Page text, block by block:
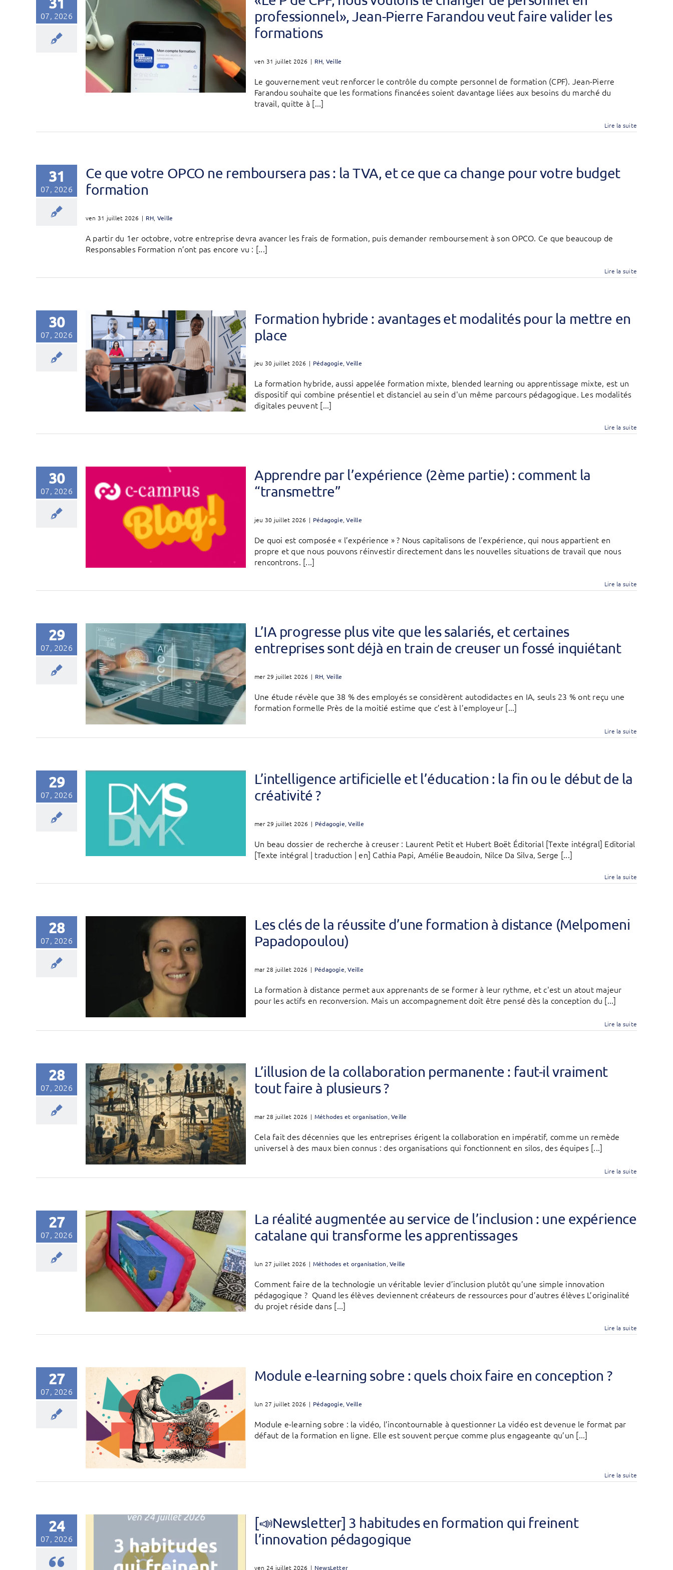
07, 2026
professionnel», Jean-Pierre Farandou veut faire valider les
formations
ven 31 juillet 2026 | RH Veille
Le gouvernement veut renforcer le contrôle du compte personnel de formation (CPF). Jean-Pierre
Farandou souhaite que les formations financées soient davantage liées aux besoins du marché du
travail, quitte à [...]
Lire la suite
31
07, 2026
Ce que votre OPCO ne remboursera pas : la TVA, et ce que ca change pour votre budget
formation
ven 31 juillet 2026 | RH Veille
A partir du 1er octobre, votre entreprise devra avancer les frais de formation, puis demander remboursement à son OPCO. Ce que beaucoup de
Responsables Formation n’ont pas encore vu : [...]
Lire la suite
30
07, 2026
Formation hybride : avantages et modalités pour la mettre en
place
jeu 30 juillet 2026 | Pédagogie,Veille
La formation hybride, aussi appelée formation mixte, blended learning ou apprentissage mixte, est un
dispositif qui combine présentiel et distanciel au sein d'un même parcours pédagogique. Les modalités
digitales peuvent [...]
Lire la suite
30
07, 2026
Apprendre par l’expérience (2ème partie) : comment la
“transmettre”
jeu 30 juillet 2026 | Pédagogie ,Veille
De quoi est composée « l’expérience » ? Nous capitalisons de l’expérience, qui nous appartient en
propre et que nous pouvons réinvestir directement dans les nouvelles situations de travail que nous
rencontrons. [...]
Lire la suite
29
07, 2026
L’IA progresse plus vite que les salariés, et certaines
entreprises sont déjà en train de creuser un fossé inquiétant
mer 29 juillet 2026 | RH Veille
Une étude révèle que 38 % des employés se considèrent autodidactes en IA, seuls 23 % ont reçu une
formation formelle Près de la moitié estime que c’est à l’employeur [...]
Lire la suite
29
07, 2026
L’intelligence artificielle et l’éducation : la fin ou le début de la
créativité ?
mer 29 juillet 2026 | Pédagogie ,Veille
Un beau dossier de recherche à creuser : Laurent Petit et Hubert Boët Éditorial [Texte intégral] Editorial
[Texte intégral | traduction | en] Cathia Papi, Amélie Beaudoin, Nilce Da Silva, Serge [...]
Lire la suite
28
07, 2026
Les clés de la réussite d’une formation à distance (Melpomeni
Papadopoulou)
mar 28 juillet 2026 | Pédagogie ,Veille
La formation à distance permet aux apprenants de se former à leur rythme, et c'est un atout majeur
pour les actifs en reconversion. Mais un accompagnement doit être pensé dès la conception du [...]
Lire la suite
28
07, 2026
L’illusion de la collaboration permanente : faut-il vraiment
tout faire à plusieurs ?
mar 28 juillet 2026 | Méthodes et organisation ,Veille
Cela fait des décennies que les entreprises érigent la collaboration en impératif, comme un remède
universel à des maux bien connus : des organisations qui fonctionnent en silos, des équipes [...]
Lire la suite
27
07, 2026
La réalité augmentée au service de l’inclusion : une expérience
catalane qui transforme les apprentissages
lun 27 juillet 2026 | Méthodes et organisation ,Veille
Comment faire de la technologie un véritable levier d’inclusion plutôt qu’une simple innovation
pédagogique ? Quand les élèves deviennent créateurs de ressources pour d’autres élèves L’originalité
du projet réside dans [...]
Lire la suite
27
07, 2026
Module e-learning sobre : quels choix faire en conception ?
lun 27 juillet 2026 | Pédagogie ,Veille
Module e-learning sobre : la vidéo, l’incontournable à questionner La vidéo est devenue le format par
défaut de la formation en ligne. Elle est souvent perçue comme plus engageante qu’un [...]
Lire la suite
24
07, 2026
[📣Newsletter] 3 habitudes en formation qui freinent
l’innovation pédagogique
ven 24 juillet 2026 | NewsLetter